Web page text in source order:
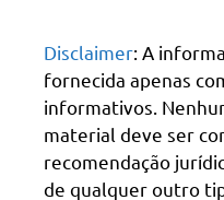
Disclaimer: A
fornecida apenas
informativos.
material deve ser
recomendação
de qualquer outro